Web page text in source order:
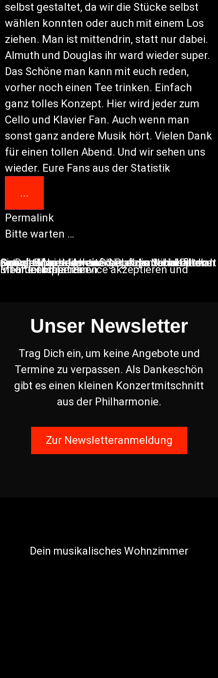
selbst gestaltet, da wir die Stücke selbst
wählen konnten oder auch mit einem Los
ziehen. Man ist mittendrin, statt nur dabei.
Almuth und Douglas ihr ward wieder super.
Das Schöne man kann mit euch reden,
vorher noch einen Tee trinken. Einfach
ganz tolles Konzept. Hier wird jeder zum
Cello und Klavier Fan. Auch wenn man
sonst ganz andere Musik hört. Vielen Dank
für einen tollen Abend. Und wir sehen uns
wieder. Eure Fans aus der Statistik
...
Permalink
Bitte warten …
Sie sehen gerade einen Platzhalterinhalt von
Google Maps
. Um auf den eigentlichen Inhalt zuzugreifen, klicken Sie auf die Schaltfläche unten. Bitte beachten Sie, dass dabei Daten an Drittanbieter weitergegeben werden.
Mehr Informationen
Inhalt entsperren
Erforderlichen Service akzeptieren und Inhalte entsperren
Unser Newsletter
Trag Dich ein, um keine Angebote und
Termine zu verpassen. Als Dankeschön
gibt es einen kleinen Konzertmitschnitt
aus der Philharmonie.
Zur Newsletteranmeldung
Dein musikalisches Wohnzimmer